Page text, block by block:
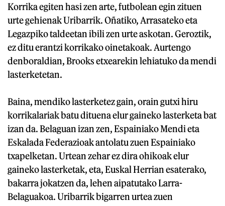
Korrika egiten hasi zen arte, futbolean egin zituen
urte gehienak Uribarrik. Oñatiko, Arrasateko eta
Legazpiko taldeetan ibili zen urte askotan. Geroztik,
ez ditu erantzi korrikako oinetakoak. Aurtengo
denboraldian, Brooks etxearekin lehiatuko da mendi
lasterketetan.
Baina, mendiko lasterketez gain, orain gutxi hiru
korrikalariak batu dituena elur gaineko lasterketa bat
izan da. Belaguan izan zen, Espainiako Mendi eta
Eskalada Federazioak antolatu zuen Espainiako
txapelketan. Urtean zehar ez dira ohikoak elur
gaineko lasterketak, eta, Euskal Herrian esaterako,
bakarra jokatzen da, lehen aipatutako Larra-
Belaguakoa. Uribarrik bigarren urtea zuen